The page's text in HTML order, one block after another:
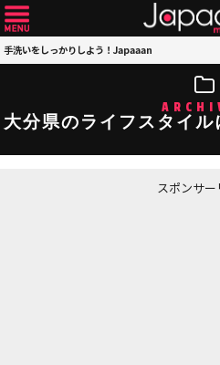
手洗いをしっかりしよう！Japaaan
大分県のライフスタイ
スポンサー